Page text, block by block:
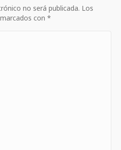
no será publicada. Los
con *